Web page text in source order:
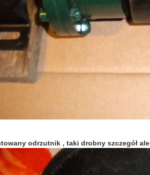
odrzutnik , taki drobny szczegół